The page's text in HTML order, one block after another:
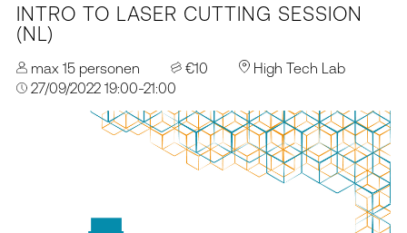
INTRO TO LASER CUTTING SESSION
(NL)
max 15 personen €10
High Tech Lab
27/09/2022 19:00-21:00